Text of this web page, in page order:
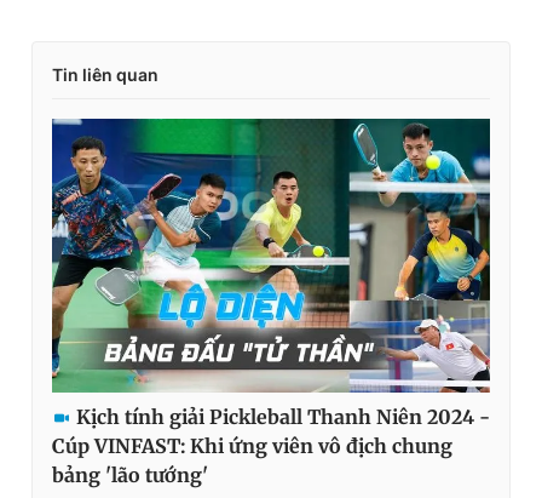
Tin liên quan
Kịch tính giải Pickleball Thanh Niên 2024 -
Cúp VINFAST: Khi ứng viên vô địch chung
bảng 'lão tướng'